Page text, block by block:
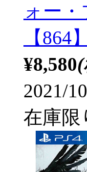
ォー
【864】
¥8,580
2021/
在庫限